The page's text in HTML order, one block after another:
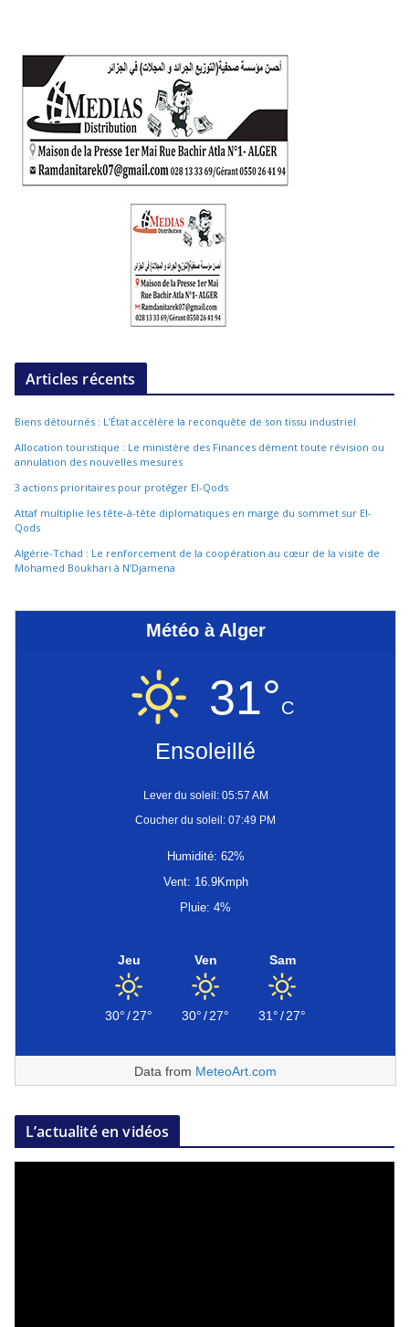
Articles récents
Biens détournés : L’État accélère la reconquête de son tissu industriel
Allocation touristique : Le ministère des Finances dément toute révision ou
annulation des nouvelles mesures
3 actions prioritaires pour protéger El-Qods
Attaf multiplie les tête-à-tête diplomatiques en marge du sommet sur El-
Qods
Algérie-Tchad : Le renforcement de la coopération au cœur de la visite de
Mohamed Boukhari à N’Djamena
Météo à Alger
31°C
Ensoleillé
Lever du soleil: 05:57 AM
Coucher du soleil: 07:49 PM
Humidité: 62%
Vent: 16.9Kmph
Pluie: 4%
Jeu
30°/27°
Ven
30°/27°
Sam
31°/27°
Data from MeteoArt.com
L’actualité en vidéos